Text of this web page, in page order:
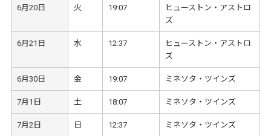
6月20日 火 19:07
ヒューストン・アストロ
ズ
6月21日 水 12:37
ヒューストン・アストロ
ズ
6月30日 金 19:07 ミネソタ・ツインズ
7月1日 土 18:07 ミネソタ・ツインズ
7月2日 日 12:37 ミネソタ・ツインズ